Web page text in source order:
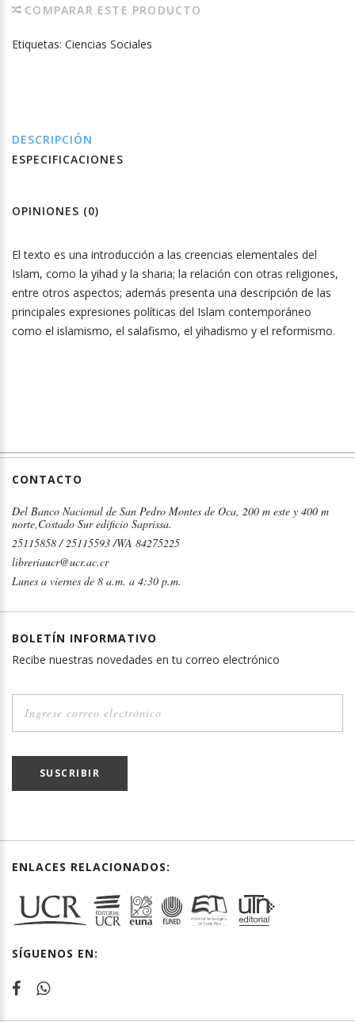
COMPARAR ESTE PRODUCTO
Etiquetas: Ciencias Sociales
DESCRIPCIÓN
ESPECIFICACIONES
OPINIONES (0)
El texto es una introducción a las creencias elementales del
Islam, como la yihad y la sharia; la relación con otras religiones,
entre otros aspectos; además presenta una descripción de las
principales expresiones políticas del Islam contemporáneo
como el islamismo, el salafismo, el yihadismo y el reformismo.
CONTACTO
Del Banco Nacional de San Pedro Montes de Oca, 200 m este y 400 m
norte,Costado Sur edificio Saprissa.
25115858 / 25115593 /WA 84275225
libreriaucr@ucr.ac.cr
Lunes a viernes de 8 a.m. a 4:30 p.m.
BOLETÍN INFORMATIVO
Recibe nuestras novedades en tu correo electrónico
SUSCRIBIR
ENLACES RELACIONADOS:
SÍGUENOS EN: